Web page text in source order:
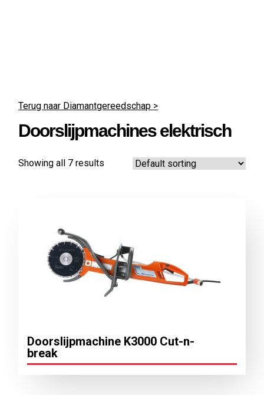
Terug naar Diamant­gereedschap >
Doorslijp­machines elektrisch
Showing all 7 results
Doorslijpmachine ­K3000 Cut-n-
break